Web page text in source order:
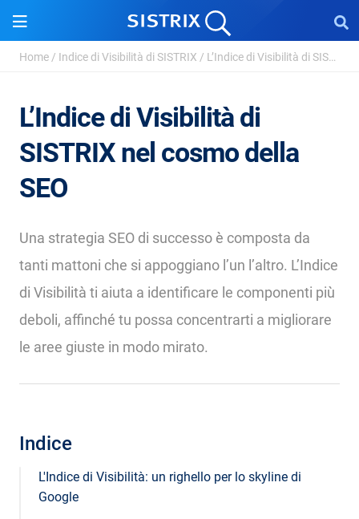
Home / Indice di Visibilità di SISTRIX / L’Indice di Visibilità di SISTRIX nel cosmo ...
L’Indice di Visibilità di
SISTRIX nel cosmo della
SEO
Una strategia SEO di successo è composta da
tanti mattoni che si appoggiano l’un l’altro. L’Indice
di Visibilità ti aiuta a identificare le componenti più
deboli, affinché tu possa concentrarti a migliorare
le aree giuste in modo mirato.
Indice
L'Indice di Visibilità: un righello per lo skyline di
Google